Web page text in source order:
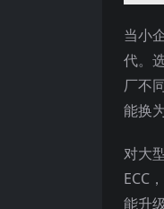
当小
代。
厂不
能换
对大
ECC
能升